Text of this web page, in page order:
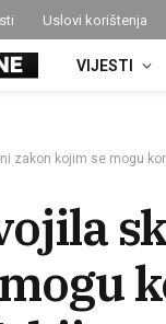
Uslovi korištenja
VIJESTI
zakon kojim se mogu